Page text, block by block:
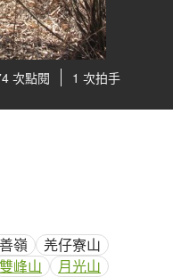
次點閱 1 次拍手
嶺
羌仔寮山
雙峰山 月光山